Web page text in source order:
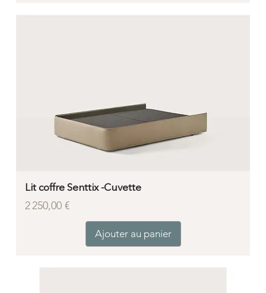
Lit coffre Senttix -Cuvette
Prix
2 250,00 €
Ajouter au panier